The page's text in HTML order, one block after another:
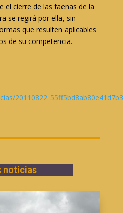
el cierre de las faenas de la
se regirá por ella, sin
que resulten aplicables
de su competencia.
noticias